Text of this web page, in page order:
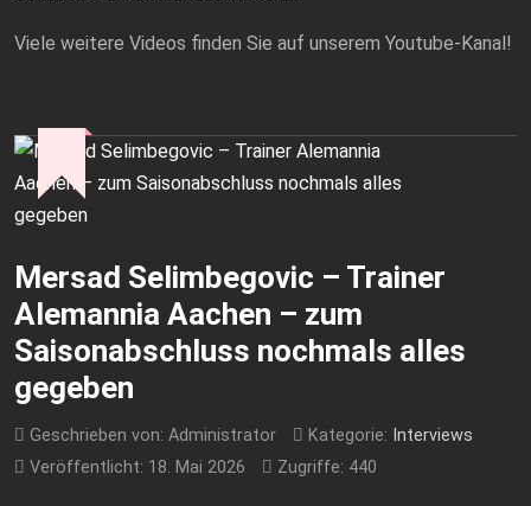
Viele weitere Videos finden Sie auf unserem Youtube-Kanal!
Mersad Selimbegovic – Trainer
Alemannia Aachen – zum
Saisonabschluss nochmals alles
gegeben
Geschrieben von: Administrator Kategorie: Interviews
Veröffentlicht: 18. Mai 2026
Zugriffe: 440